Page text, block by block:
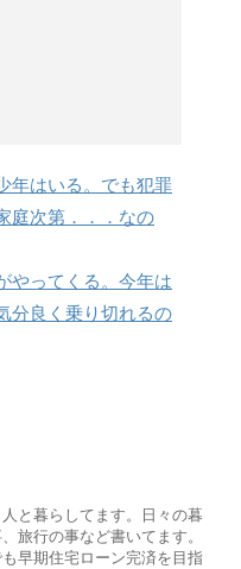
年はいる。でも犯罪
庭次第．．．なの
やってくる。今年は
分良く乗り切れるの
と暮らしてます。日々の暮
旅行の事など書いてます。
早期住宅ローン完済を目指